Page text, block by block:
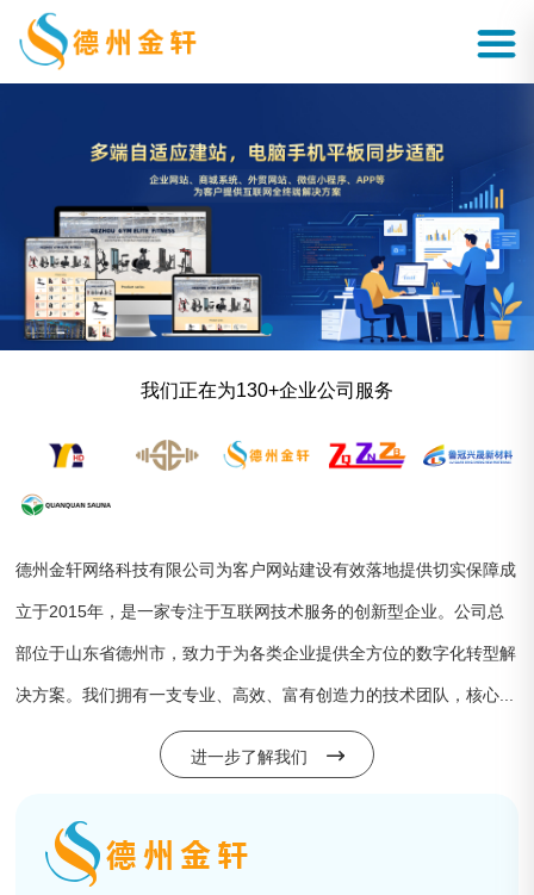
我们正在为130+企业公司服务
德州金轩网络科技有限公司为客户网站建设有效落地提供切实保障成
立于2015年，是一家专注于互联网技术服务的创新型企业。公司总
部位于山东省德州市，致力于为各类企业提供全方位的数字化转型解
决方案。我们拥有一支专业、高效、富有创造力的技术团队，核心...
进一步了解我们